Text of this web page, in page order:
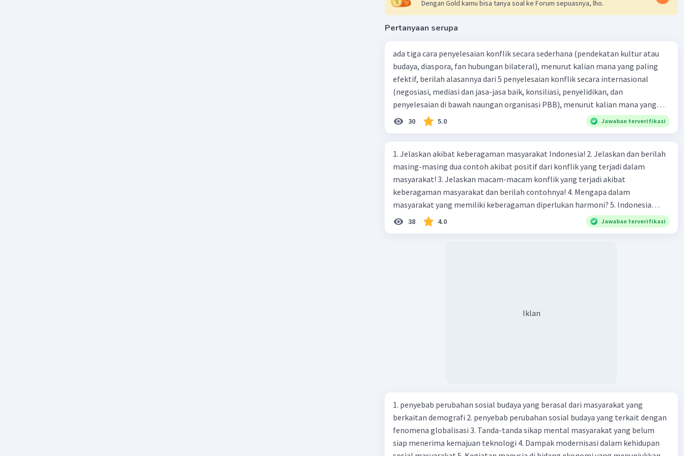
Dengan Gold kamu bisa tanya soal ke Forum sepuasnya, lho.
Pertanyaan serupa
ada tiga cara penyelesaian konflik secara sederhana (pendekatan kultur atau
budaya, diaspora, fan hubungan bilateral), menurut kalian mana yang paling
efektif, berilah alasannya dari 5 penyelesaian konflik secara internasional
(negosiasi, mediasi dan jasa-jasa baik, konsiliasi, penyelidikan, dan
penyelesaian di bawah naungan organisasi PBB), menurut kalian mana yang
paling efektif, berilah alasannya
30 5.0 Jawaban terverifikasi
1. Jelaskan akibat keberagaman masyarakat Indonesia! 2. Jelaskan dan berilah
masing-masing dua contoh akibat positif dari konflik yang terjadi dalam
masyarakat! 3. Jelaskan macam-macam konflik yang terjadi akibat
keberagaman masyarakat dan berilah contohnya! 4. Mengapa dalam
masyarakat yang memiliki keberagaman diperlukan harmoni? 5. Indonesia
merupakan negara yang kaya akan keberagaman baik dilihat dari agama, suku,
ras, bahasa, dan budaya. Berdasarkan pernyataan tersebut, apa yang dapat
38 4.0 Jawaban terverifikasi
Iklan
1. penyebab perubahan sosial budaya yang berasal dari masyarakat yang
berkaitan demografi 2. penyebab perubahan sosial budaya yang terkait dengan
fenomena globalisasi 3. Tanda-tanda sikap mental masyarakat yang belum
siap menerima kemajuan teknologi 4. Dampak modernisasi dalam kehidupan